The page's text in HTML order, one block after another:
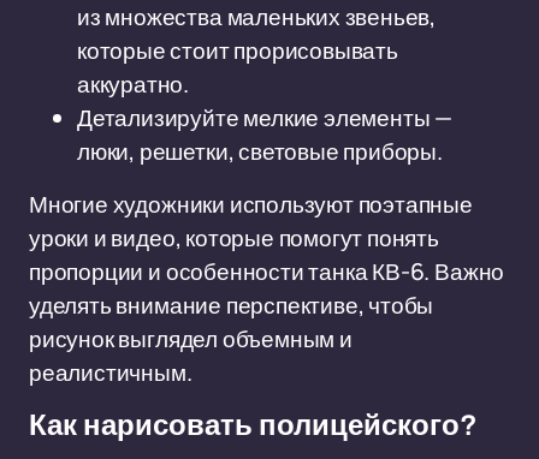
из множества маленьких звеньев,
которые стоит прорисовывать
аккуратно.
Детализируйте мелкие элементы —
люки, решетки, световые приборы.
Многие художники используют поэтапные
уроки и видео, которые помогут понять
пропорции и особенности танка КВ-6. Важно
уделять внимание перспективе, чтобы
рисунок выглядел объемным и
реалистичным.
Как нарисовать полицейского?